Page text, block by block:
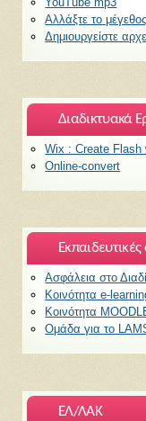
Αλλάξτε το
Δημιουργείστε
Διαδικτυακά
Wix : Create Flash
Οnline-convert
Ασφάλεια στο
Κοινότητα e-
Κοινότητα
Ομάδα για το
ΕΛ/ΛΑΚ